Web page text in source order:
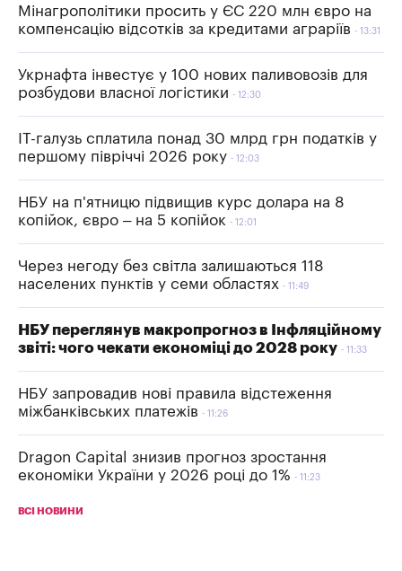
Мінагрополітики просить у ЄС 220 млн євро на
компенсацію відсотків за кредитами аграріїв
13:31
Укрнафта інвестує у 100 нових паливовозів для
розбудови власної логістики
12:30
IT-галузь сплатила понад 30 млрд грн податків у
першому півріччі 2026 року
12:03
НБУ на п'ятницю підвищив курс долара на 8
копійок, євро – на 5 копійок
12:01
Через негоду без світла залишаються 118
населених пунктів у семи областях
11:49
НБУ переглянув макропрогноз в Інфляційному
звіті: чого чекати економіці до 2028 року
11:33
НБУ запровадив нові правила відстеження
міжбанківських платежів
11:26
Dragon Capital знизив прогноз зростання
економіки України у 2026 році до 1%
11:23
ВСІ НОВИНИ